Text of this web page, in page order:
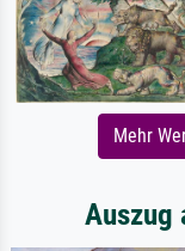
Mehr
Auszug